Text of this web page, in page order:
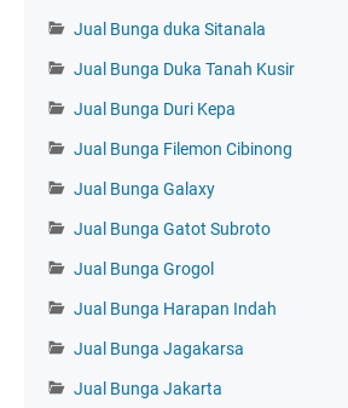
Jual Bunga duka Sitanala
Jual Bunga Duka Tanah Kusir
Jual Bunga Duri Kepa
Jual Bunga Filemon Cibinong
Jual Bunga Galaxy
Jual Bunga Gatot Subroto
Jual Bunga Grogol
Jual Bunga Harapan Indah
Jual Bunga Jagakarsa
Jual Bunga Jakarta